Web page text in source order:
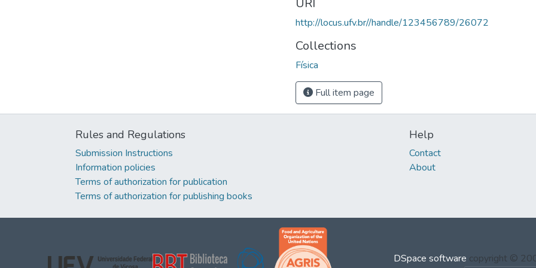
URI
http://locus.ufv.br//handle/123456789/26072
Collections
Física
Full item page
Rules and Regulations
Submission Instructions
Information policies
Terms of authorization for publication
Terms of authorization for publishing books
Help
Contact
About
DSpace software copyright ©